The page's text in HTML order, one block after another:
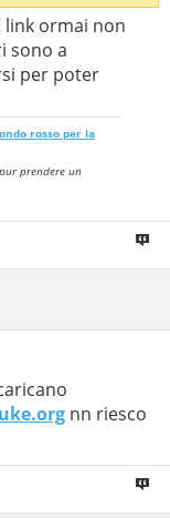
link ormai non
sono a
per poter
rosso per la
prendere un
nn riesco